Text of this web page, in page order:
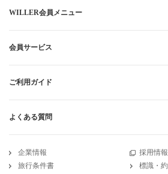
WILLER会員メニュー
会員サービス
ご利用ガイド
よくある質問
企業情報
採用情報
旅行条件書
標識・